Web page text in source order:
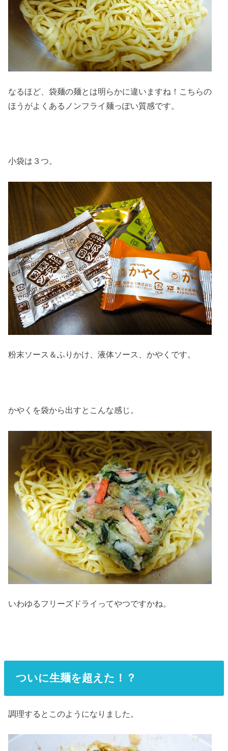
なるほど、袋麺の麺とは明らかに違いますね！こちらの
ほうがよくあるノンフライ麺っぽい質感です。
小袋は３つ。
粉末ソース＆ふりかけ、液体ソース、かやくです。
かやくを袋から出すとこんな感じ。
いわゆるフリーズドライってやつですかね。
ついに生麺を超えた！？
調理するとこのようになりました。